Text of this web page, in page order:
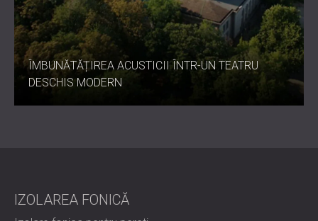
ÎMBUNĂTĂȚIREA ACUSTICII ÎNTR-UN TEATRU
DESCHIS MODERN
IZOLAREA FONICĂ